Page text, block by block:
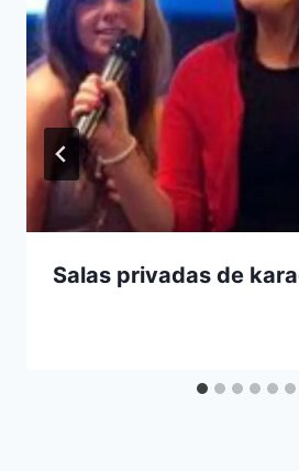
Salas privadas de